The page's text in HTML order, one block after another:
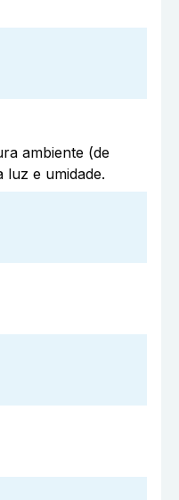
ambiente (de
luz e umidade.